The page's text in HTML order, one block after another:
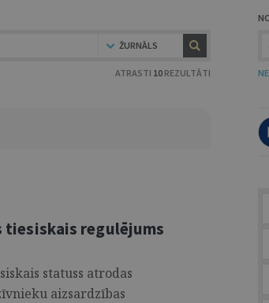
ŽURNĀLS
ATRASTI 10 REZULTĀTI
regulējums
statuss atrodas
aizsardzības